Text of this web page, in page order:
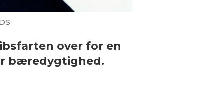
over for en
bæredygtighed.